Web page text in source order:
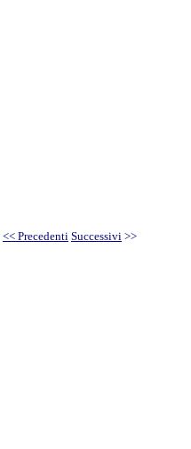
<< Precedenti Successivi >>